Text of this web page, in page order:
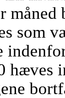
som
hæves